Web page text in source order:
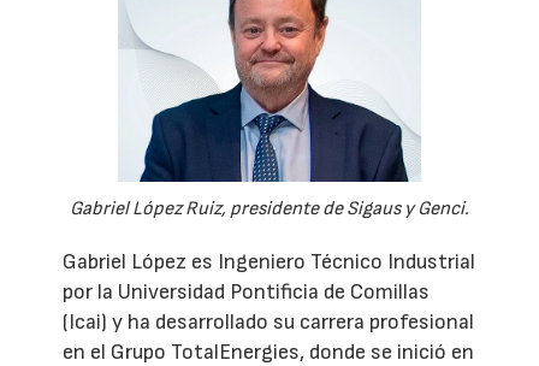
Gabriel López Ruiz, presidente de Sigaus y Genci.
Gabriel López es Ingeniero Técnico Industrial
por la Universidad Pontificia de Comillas
(Icai) y ha desarrollado su carrera profesional
en el Grupo TotalEnergies, donde se inició en